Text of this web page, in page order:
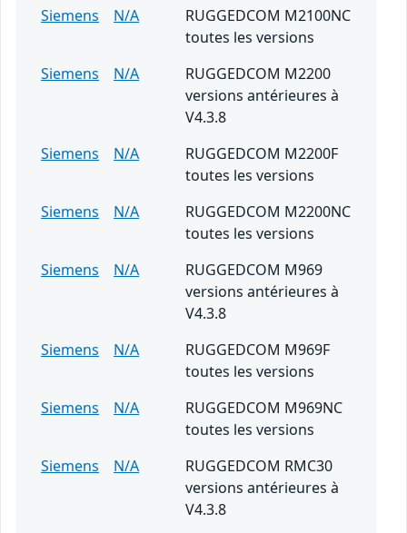
Siemens N/A
RUGGEDCOM M2100NC
toutes les versions
Siemens
N/A
RUGGEDCOM M2200
versions antérieures à
V4.3.8
Siemens
N/A
RUGGEDCOM M2200F
toutes les versions
Siemens
N/A
RUGGEDCOM M2200NC
toutes les versions
Siemens
N/A
RUGGEDCOM M969
versions antérieures à
V4.3.8
Siemens
N/A
RUGGEDCOM M969F
toutes les versions
Siemens
N/A
RUGGEDCOM M969NC
toutes les versions
Siemens
N/A
RUGGEDCOM RMC30
versions antérieures à
V4.3.8